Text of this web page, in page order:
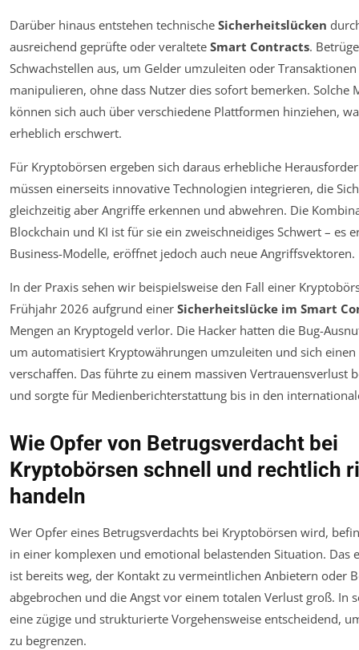
Darüber hinaus entstehen technische Sicherheitslücken
ausreichend geprüfte oder veraltete Smart Contracts.
Schwachstellen aus, um Gelder umzuleiten oder Transaktionen
manipulieren, ohne dass Nutzer dies sofort bemerken. Solche
können sich auch über verschiedene Plattformen hinziehen,
erheblich erschwert.
Für Kryptobörsen ergeben sich daraus erhebliche
müssen einerseits innovative Technologien integrieren, die
gleichzeitig aber Angriffe erkennen und abwehren. Die
Blockchain und KI ist für sie ein zweischneidiges Schwert – es
Business-Modelle, eröffnet jedoch auch neue Angriffsvektoren.
In der Praxis sehen wir beispielsweise den Fall einer
Frühjahr 2026 aufgrund einer Sicherheitslücke im Smart
Mengen an Kryptogeld verlor. Die Hacker hatten die Bug-
um automatisiert Kryptowährungen umzuleiten und sich einen
verschaffen. Das führte zu einem massiven Vertrauensverlust
und sorgte für Medienberichterstattung bis in den
Wie Opfer von Betrugsverdacht bei
Kryptobörsen schnell und rechtlich
handeln
Wer Opfer eines Betrugsverdachts bei Kryptobörsen wird,
in einer komplexen und emotional belastenden Situation. Das
ist bereits weg, der Kontakt zu vermeintlichen Anbietern oder
abgebrochen und die Angst vor einem totalen Verlust groß. In
eine zügige und strukturierte Vorgehensweise entscheidend,
zu begrenzen.